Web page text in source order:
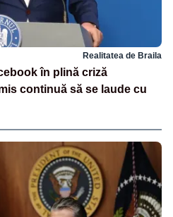
Realitatea de Braila
în plină criză
continuă să se laude cu